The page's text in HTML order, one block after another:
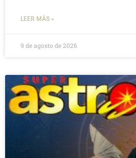
LEER MÁS »
9 de agosto de 2026